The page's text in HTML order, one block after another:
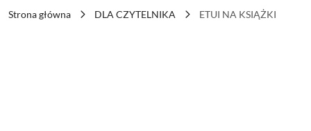
Strona główna DLA CZYTELNIKA ETUI NA KSIĄŻKI